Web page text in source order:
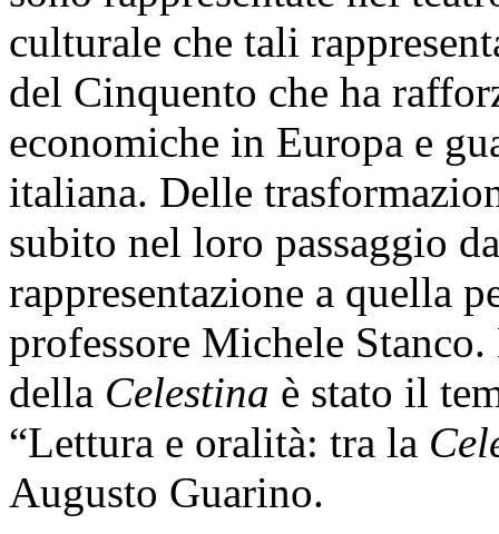
culturale che tali
del Cinquento che ha
economiche in Europa e
italiana. Delle
subito nel loro passaggio
rappresentazione a quella
professore Michele
della Celestina è stato il
“Lettura e oralità: tra la
Augusto Guarino.